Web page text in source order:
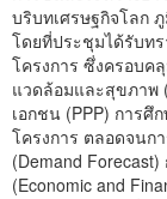
บริบทเศรษฐกิจโลก
โดยที่ประชุมได้รับท
โครงการ ซึ่งครอบค
แวดล้อมและสุขภาพ
เอกชน (PPP) การศึ
โครงการ ตลอดจนก
(Demand
(Economic and